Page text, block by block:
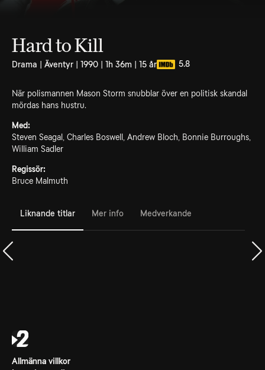
Hard to Kill
Drama | Äventyr | 1990 | 1h 36m | 15 år 5.8
När polismannen Mason Storm snubblar över en politisk skandal
mördas hans hustru.
Med:
Steven Seagal, Charles Boswell, Andrew Bloch, Bonnie Burroughs,
William Sadler
Regissör:
Bruce Malmuth
Liknande titlar Mer info Medverkande
Allmänna villkor